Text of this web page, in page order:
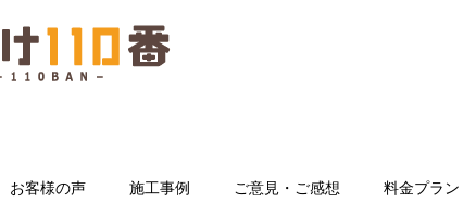
お客様の声 施工事例 ご意見・ご感想 料金プラン